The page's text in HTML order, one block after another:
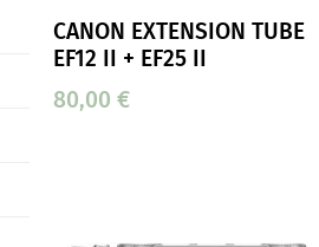
CANON EXTENSION TUBE
EF12 II + EF25 II
80,00 €